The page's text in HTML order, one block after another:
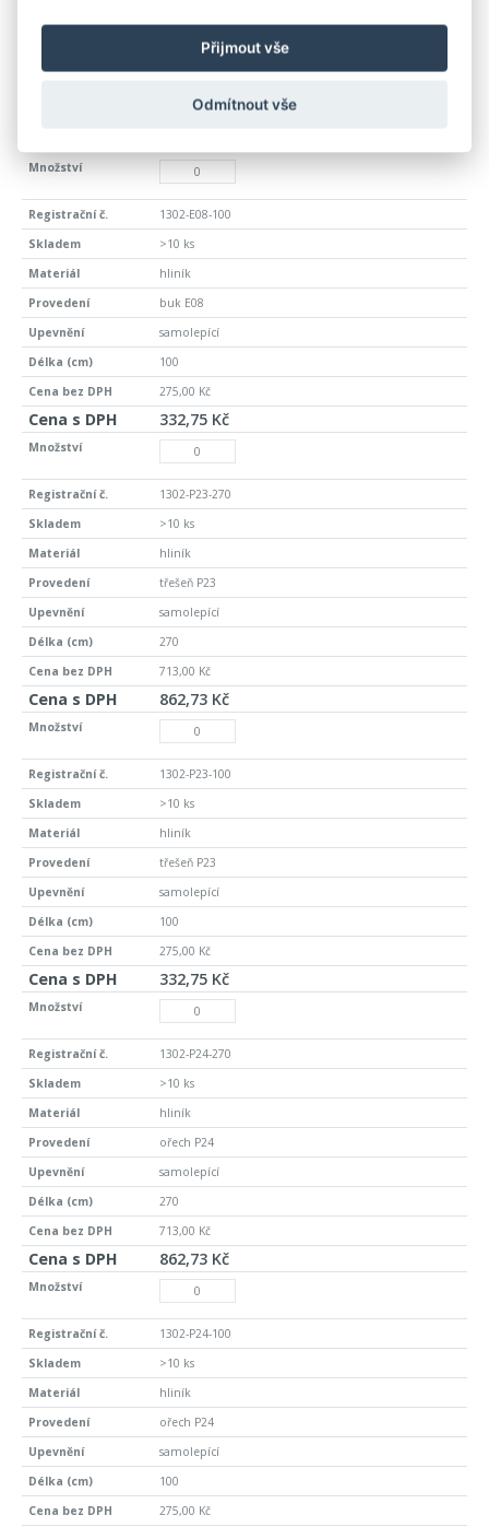
buk E08
samolepící
713,00 Kč
1302-E08-100
>10 ks
hliník
buk E08
samolepící
100
275,00 Kč
332,75 Kč
1302-P23-270
>10 ks
hliník
třešeň P23
samolepící
270
713,00 Kč
862,73 Kč
1302-P23-100
>10 ks
hliník
třešeň P23
samolepící
100
275,00 Kč
332,75 Kč
1302-P24-270
>10 ks
hliník
ořech P24
samolepící
270
713,00 Kč
862,73 Kč
1302-P24-100
>10 ks
hliník
ořech P24
samolepící
100
275,00 Kč
Přijmout vše
Odmítnout vše